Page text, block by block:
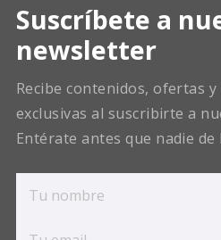
Suscríbete a
newsletter
Recibe contenidos, ofertas
exclusivas al suscribirte a
Entérate antes que nadie